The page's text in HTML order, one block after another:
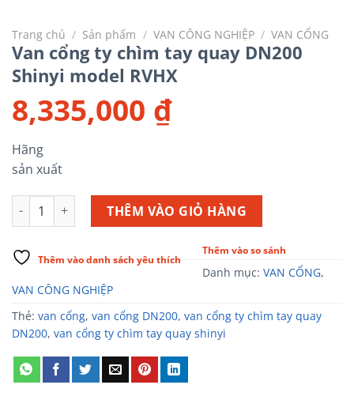
Trang chủ / Sản phẩm / VAN CÔNG NGHIỆP / VAN CỔNG
Van cổng ty chìm tay quay DN200
Shinyi model RVHX
8,335,000 ₫
Hãng
sản xuất
Van cổng ty chìm tay quay DN200 Shinyi model RVHX số lượng
THÊM VÀO GIỎ HÀNG
Thêm vào danh sách yêu thích
Thêm vào so sánh
Danh mục: VAN CỔNG,
VAN CÔNG NGHIỆP
Thẻ: van cổng, van cổng DN200, van cổng ty chìm tay quay
DN200, van cổng ty chìm tay quay shinyi